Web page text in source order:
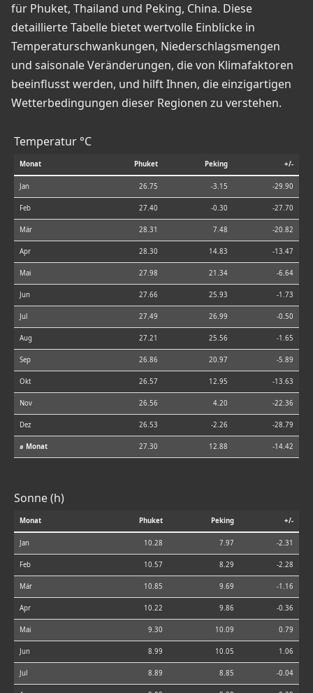
für Phuket, Thailand und Peking, China. Diese
detaillierte Tabelle bietet wertvolle Einblicke in
Temperaturschwankungen, Niederschlagsmengen
und saisonale Veränderungen, die von Klimafaktoren
beeinflusst werden, und hilft Ihnen, die einzigartigen
Wetterbedingungen dieser Regionen zu verstehen.
Temperatur °C
Monat Phuket Peking +/-
Jan 26.75 -3.15 -29.90
Feb 27.40 -0.30 -27.70
Mär 28.31 7.48 -20.82
Apr 28.30 14.83 -13.47
Mai 27.98 21.34 -6.64
Jun 27.66 25.93 -1.73
Jul 27.49 26.99 -0.50
Aug 27.21 25.56 -1.65
Sep 26.86 20.97 -5.89
Okt 26.57 12.95 -13.63
Nov 26.56 4.20 -22.36
Dez 26.53 -2.26 -28.79
⌀ Monat 27.30 12.88 -14.42
Sonne (h)
Monat Phuket Peking +/-
Jan 10.28 7.97 -2.31
Feb 10.57 8.29 -2.28
Mär 10.85 9.69 -1.16
Apr 10.22 9.86 -0.36
Mai 9.30 10.09 0.79
Jun 8.99 10.05 1.06
Jul 8.89 8.85 -0.04